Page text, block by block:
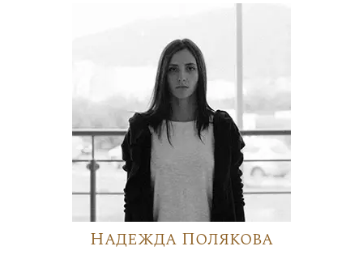
Надежда Полякова